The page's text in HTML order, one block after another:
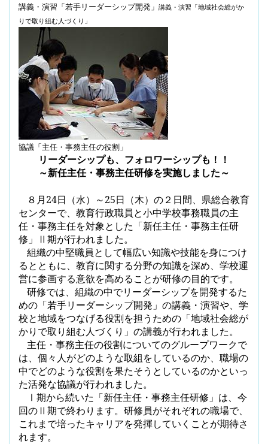
講義・演習「若手リーダーシップ開発」 講義・演習「地域社会総がか
りで取り組む人づくり」
協議「主任・事務主任の役割」
リーダーシップも、フォロワーシップも！！
～新任主任・事務主任研修を実施しました～
８ 月24日（水）～25日（木）の２日間、県総合教育
センターで、教育行政職員と小中学校事務職員の主
任・事務主任を対象とした「新任主任・事務主任研
修」Ⅱ期が行われました。
組織の中堅職員として幅広い知識や技能を身につけ
るとともに、教育に関する分野の知識を深め、学校運
営に参画する意欲を高めることが研修の目的です。
研修では、組織の中でリーダーシップを開発するた
めの「若手リーダーシップ開発」の講義・演習や、学
校と地域をつなげる役割を担うための「地域社会総が
かりで取り組む人づくり」の講義が行われました。
主任・事務主任の役割についてのグループワークで
は、個々人がどのような取組をしているのか、職場の
中でどのような役割を果たそうとしているのかといっ
た活発な協議が行われました。
Ⅰ期から続いた「新任主任・事務主任研修」は、今
回のⅡ期で終わります。研修員がそれぞれの職場で、
これまで培ったキャリアを発揮していくことが期待さ
れます。